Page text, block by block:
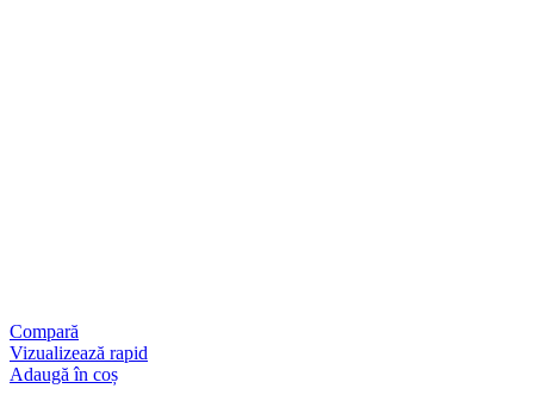
Compară
Vizualizează rapid
Adaugă în coș